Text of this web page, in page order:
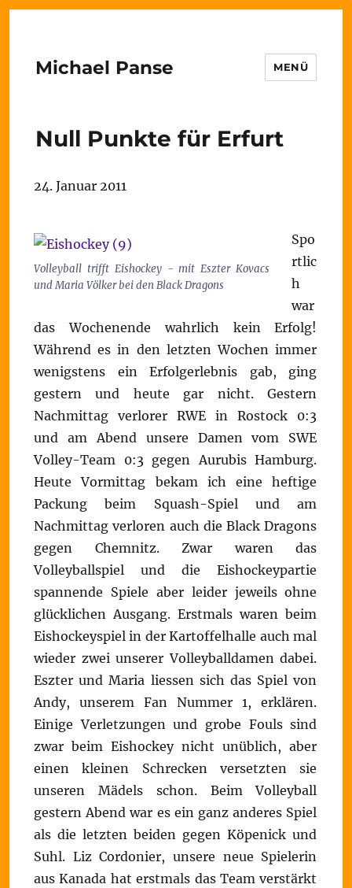
Michael Panse MENÜ
Null Punkte für Erfurt
24. Januar 2011
Volleyball trifft Eishockey - mit Eszter Kovacs
und Maria Völker bei den Black Dragons
Spo
rtlic
h
war
das Wochenende wahrlich kein Erfolg!
Während es in den letzten Wochen immer
wenigstens ein Erfolgerlebnis gab, ging
gestern und heute gar nicht. Gestern
Nachmittag verlorer RWE in Rostock 0:3
und am Abend unsere Damen vom SWE
Volley-Team 0:3 gegen Aurubis Hamburg.
Heute Vormittag bekam ich eine heftige
Packung beim Squash-Spiel und am
Nachmittag verloren auch die Black Dragons
gegen Chemnitz. Zwar waren das
Volleyballspiel und die Eishockeypartie
spannende Spiele aber leider jeweils ohne
glücklichen Ausgang. Erstmals waren beim
Eishockeyspiel in der Kartoffelhalle auch mal
wieder zwei unserer Volleyballdamen dabei.
Eszter und Maria liessen sich das Spiel von
Andy, unserem Fan Nummer 1, erklären.
Einige Verletzungen und grobe Fouls sind
zwar beim Eishockey nicht unüblich, aber
einen kleinen Schrecken versetzten sie
unseren Mädels schon. Beim Volleyball
gestern Abend war es ein ganz anderes Spiel
als die letzten beiden gegen Köpenick und
Suhl. Liz Cordonier, unsere neue Spielerin
aus Kanada hat erstmals das Team verstärkt